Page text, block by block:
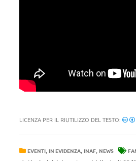
LICENZA PER IL RIUTILIZZO DEL TESTO:
EVENTI, IN EVIDENZA, INAF, NEWS